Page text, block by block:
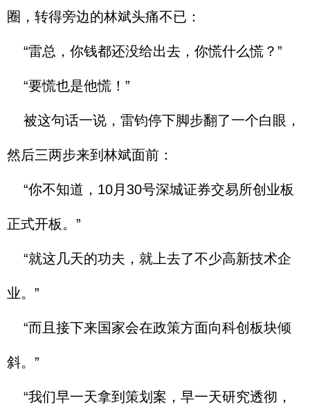
圈，转得旁边的林斌头痛不已：
“雷总，你钱都还没给出去，你慌什么慌？”
“要慌也是他慌！”
被这句话一说，雷钧停下脚步翻了一个白眼，
然后三两步来到林斌面前：
“你不知道，10月30号深城证券交易所创业板
正式开板。”
“就这几天的功夫，就上去了不少高新技术企
业。”
“而且接下来国家会在政策方面向科创板块倾
斜。”
“我们早一天拿到策划案，早一天研究透彻，